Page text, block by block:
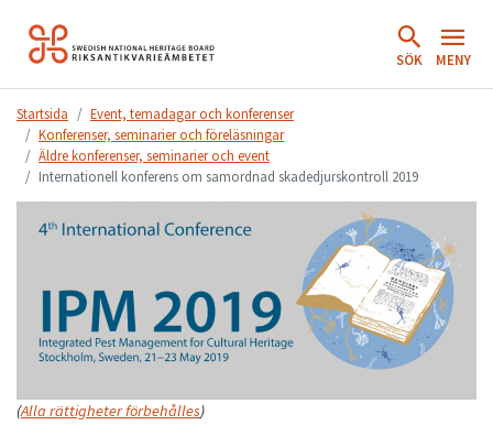
Hoppa
till
SÖK MENY
Startsida
Event, temadagar och konferenser
Konferenser, seminarier och föreläsningar
Äldre konferenser, seminarier och event
Internationell konferens om samordnad skadedjurskontroll 2019
(Alla rättigheter förbehålles)